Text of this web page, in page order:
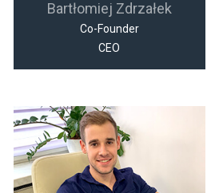
Bartłomiej Zdrzałek
Co-Founder
CEO